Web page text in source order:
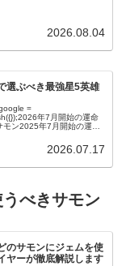
2026.08.04
選ぶべき最強星5英雄
=
年7月開始の運命
ン2025年7月開始の運命
2026.07.17
べきサモン
のサモンにジェムを使
ヤーが徹底解説します